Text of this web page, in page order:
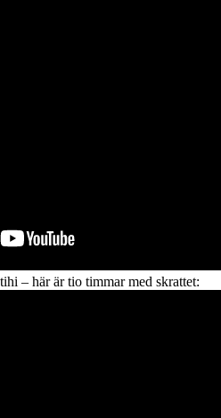
– här är tio timmar med skrattet: